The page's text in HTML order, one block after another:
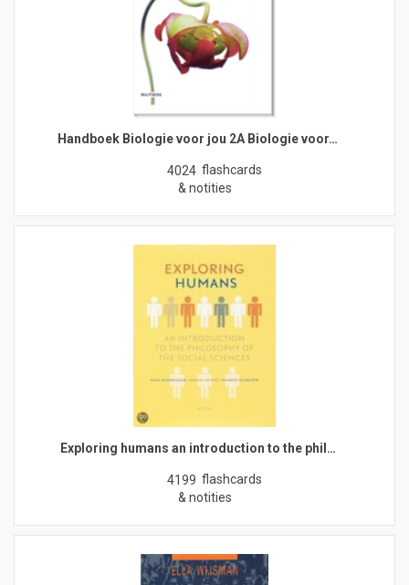
Handboek Biologie voor jou 2A Biologie voor…
4024 flashcards
& notities
Exploring humans an introduction to the phil…
4199 flashcards
& notities